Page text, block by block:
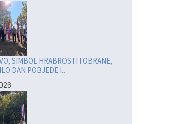
SIMBOL HRABROSTI I OBRANE,
DAN POBJEDE I...